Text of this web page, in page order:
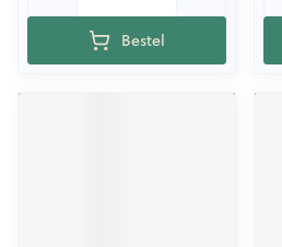
Bestel